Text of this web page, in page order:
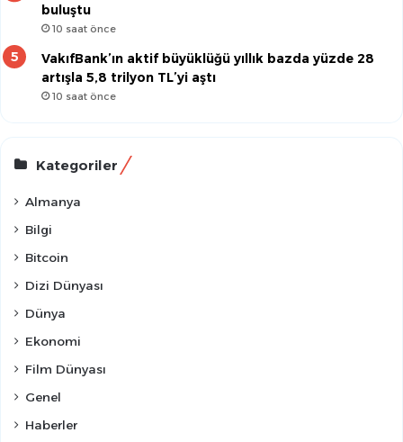
buluştu
10 saat önce
VakıfBank’ın aktif büyüklüğü yıllık bazda yüzde 28
artışla 5,8 trilyon TL’yi aştı
10 saat önce
Kategoriler
Almanya
Bilgi
Bitcoin
Dizi Dünyası
Dünya
Ekonomi
Film Dünyası
Genel
Haberler